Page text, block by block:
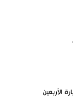
الأربعين